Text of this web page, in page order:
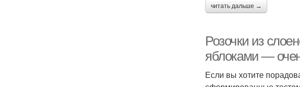
читать дальше →
Розочки из
яблоками —
Если вы хотите